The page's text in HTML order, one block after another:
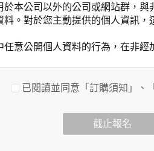
本公司以外的公司或網站群，
。對於您主動提供的個人資訊
意公開個人資料的行為，在非
可能會請您提供相關個人的資料
行徑，包括您使用連線設備的 IP
卷調查內容進行統計與分析，分
已閱讀並同意「訂購須知」、
截止報名